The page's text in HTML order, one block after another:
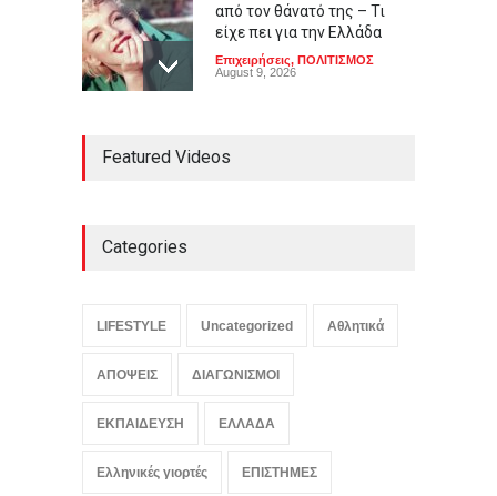
από τον θάνατό της – Τι
είχε πει για την Ελλάδα
Επιχειρήσεις, ΠΟΛΙΤΙΣΜΟΣ
August 9, 2026
ποιες είναι οι
δεδομένα
Featured Videos
Categories
LIFESTYLE Uncategorized Αθλητικά
ΑΠΟΨΕΙΣ ΔΙΑΓΩΝΙΣΜΟΙ
ΕΚΠΑΙΔΕΥΣΗ ΕΛΛΑΔΑ
Ελληνικές γιορτές ΕΠΙΣΤΗΜΕΣ